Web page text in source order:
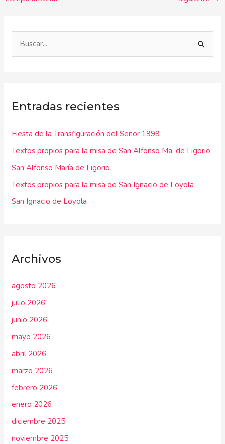
a
p
o
r
:
Entradas recientes
Fiesta de la Transfiguración del Señor 1999
Textos propios para la misa de San Alfonso Ma. de Ligorio
San Alfonso María de Ligorio
Textos propios para la misa de San Ignacio de Loyola
San Ignacio de Loyola
Archivos
agosto 2026
julio 2026
junio 2026
mayo 2026
abril 2026
marzo 2026
febrero 2026
enero 2026
diciembre 2025
noviembre 2025